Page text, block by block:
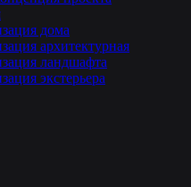
дома
архитектурная
ландшафта
экстерьера